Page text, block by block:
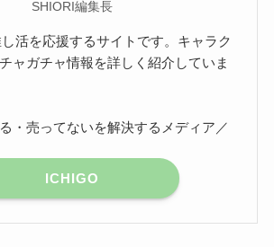
SHIORI編集長
し活を応援するサイトです。キャラク
ャガチャ情報を詳しく紹介していま
・売ってないを解決するメディア／
ICHIGO